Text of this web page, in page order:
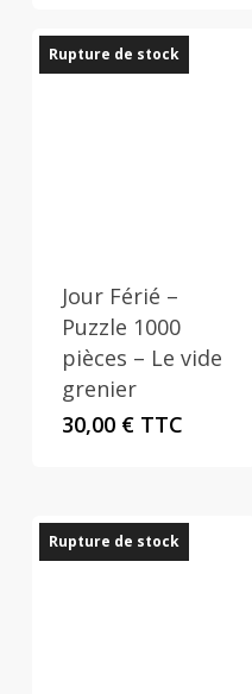
60,00 €.45,00 €.
Rupture de stock
Jour Férié –
Puzzle 1000
pièces – Le vide
grenier
30,00 € TTC
Rupture de stock